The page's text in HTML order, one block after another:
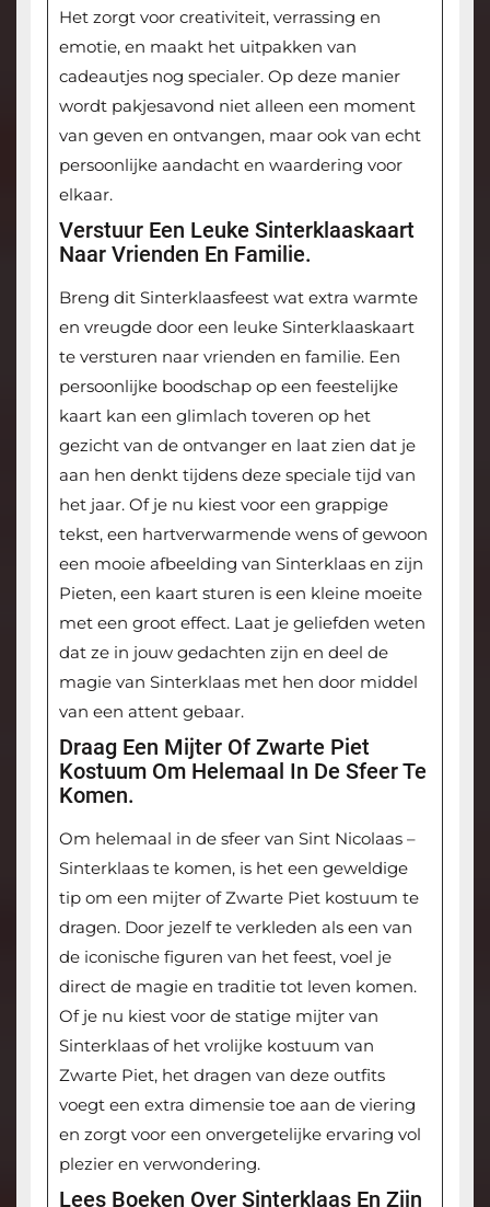
Het zorgt voor creativiteit, verrassing en
emotie, en maakt het uitpakken van
cadeautjes nog specialer. Op deze manier
wordt pakjesavond niet alleen een moment
van geven en ontvangen, maar ook van echt
persoonlijke aandacht en waardering voor
elkaar.
Verstuur Een Leuke Sinterklaaskaart
Naar Vrienden En Familie.
Breng dit Sinterklaasfeest wat extra warmte
en vreugde door een leuke Sinterklaaskaart
te versturen naar vrienden en familie. Een
persoonlijke boodschap op een feestelijke
kaart kan een glimlach toveren op het
gezicht van de ontvanger en laat zien dat je
aan hen denkt tijdens deze speciale tijd van
het jaar. Of je nu kiest voor een grappige
tekst, een hartverwarmende wens of gewoon
een mooie afbeelding van Sinterklaas en zijn
Pieten, een kaart sturen is een kleine moeite
met een groot effect. Laat je geliefden weten
dat ze in jouw gedachten zijn en deel de
magie van Sinterklaas met hen door middel
van een attent gebaar.
Draag Een Mijter Of Zwarte Piet
Kostuum Om Helemaal In De Sfeer Te
Komen.
Om helemaal in de sfeer van Sint Nicolaas –
Sinterklaas te komen, is het een geweldige
tip om een mijter of Zwarte Piet kostuum te
dragen. Door jezelf te verkleden als een van
de iconische figuren van het feest, voel je
direct de magie en traditie tot leven komen.
Of je nu kiest voor de statige mijter van
Sinterklaas of het vrolijke kostuum van
Zwarte Piet, het dragen van deze outfits
voegt een extra dimensie toe aan de viering
en zorgt voor een onvergetelijke ervaring vol
plezier en verwondering.
Lees Boeken Over Sinterklaas En Zijn